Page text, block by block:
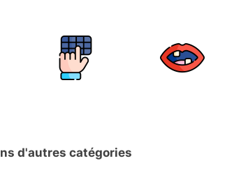
d'autres catégories